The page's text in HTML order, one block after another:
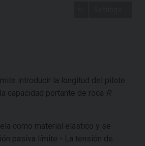
introducir la longitud del pilote
la capacidad portante de roca R
como material elástico y se
pasiva límite - La tensión de